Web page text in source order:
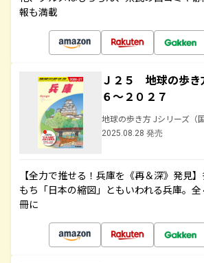
報も満載
Ｊ２５ 地球の歩
６～２０２７
地球の歩き方 Jシリーズ（国
2025.08.28 発売
【全力で推せる！兵庫を《再＆深》発見
もち「日本の縮図」ともいわれる兵庫。
冊に